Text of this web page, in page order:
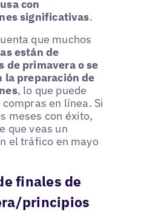
con
significativas.
que muchos
están de
de primavera o se
la preparación de
, lo que puede
en línea. Si
meses con éxito,
que veas un
el tráfico en mayo
finales de
principios